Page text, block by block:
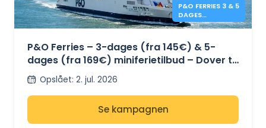
P&O FERRIES 3 & 5
DAGES
SPECIALTILBUD
P&O Ferries – 3-dages (fra 145€) & 5-
dages (fra 169€) miniferietilbud – Dover til
Calais
Opslået: 2. jul. 2026
Se kampagnen